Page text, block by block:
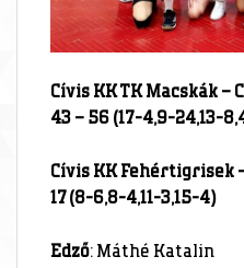
Cívis KK TK Macskák
43 – 56 (17-4,9-24,13-
Cívis KK Fehértigrisek
17 (8-6,8-4,11-3,15-4)
Edző: Máthé Katalin